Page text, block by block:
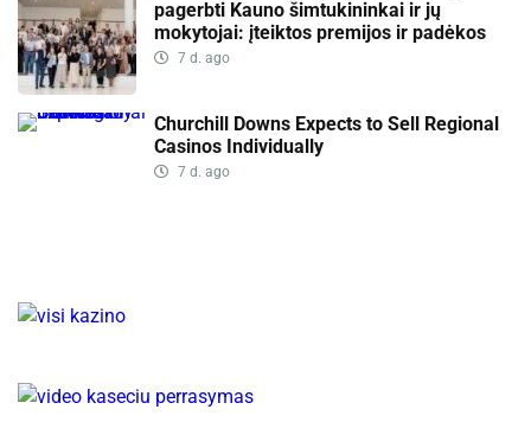
pagerbti Kauno šimtukininkai ir jų
mokytojai: įteiktos premijos ir padėkos
7 d. ago
Churchill Downs Expects to Sell Regional
Casinos Individually
7 d. ago